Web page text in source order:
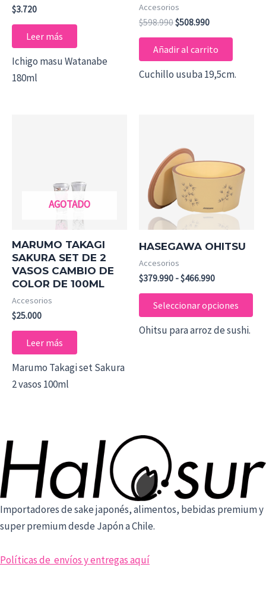
$3.720
Leer más
Ichigo masu Watanabe
180ml
Accesorios
$598.990$508.990
Añadir al carrito
Cuchillo usuba 19,5cm.
AGOTADO
MARUMO TAKAGI
SAKURA SET DE 2
VASOS CAMBIO DE
COLOR DE 100ML
Accesorios
$25.000
Leer más
Marumo Takagi set Sakura
2 vasos 100ml
HASEGAWA OHITSU
Accesorios
$379.990 -$466.990
$379.990
hasta
$466.990
Seleccionar opciones
Ohitsu para arroz de sushi.
Importadores de sake japonés, alimentos, bebidas premium y
super premium desde Japón a Chile.
Políticas de envíos y entregas aquí